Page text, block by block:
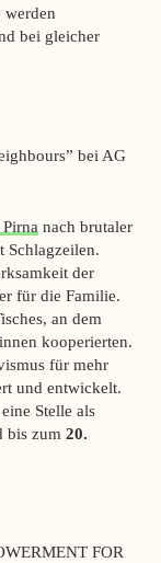
bei gleicher
bei AG
nach brutaler
Schlagzeilen.
der
für die Familie.
an dem
kooperierten.
für mehr
und entwickelt.
Stelle als
bis zum 20.
FOR